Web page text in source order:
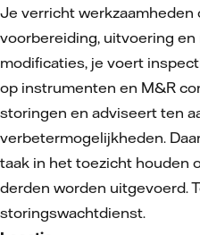
Je verricht werkzaamheden
voorbereiding, uitvoering
modificaties, je voert
op instrumenten en M&R
storingen en adviseert ten
verbetermogelijkheden.
taak in het toezicht houden
derden worden uitgevoerd.
storingswachtdienst.